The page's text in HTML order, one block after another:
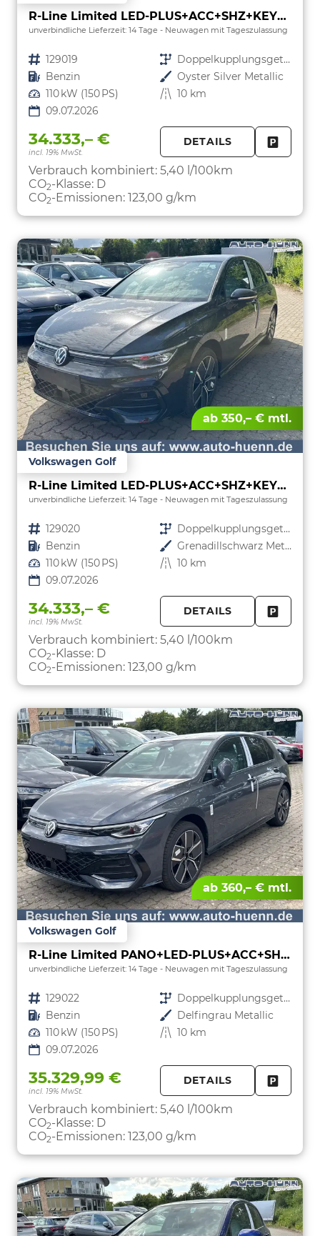
R-Line Limited LED-PLUS+ACC+SHZ+KEYLESS+KAMERA+18" ALU
unverbindliche Lieferzeit: 14 Tage Neuwagen mit Tageszulassung
Fahrzeugnr. 129019 Getriebe
Doppelkupplungsgetriebe (DSG)
Kraftstoff Benzin Außenfarbe Oyster Silver Metallic
Leistung 110 kW (150 PS) Kilometerstand 10 km
09.07.2026
34.333,– €
incl. 19% MwSt.
DETAILS
Verbrauch kombiniert: 5,40 l/100km
CO2-Klasse: D
CO2-Emissionen: 123,00 g/km
ab 350,– € mtl.
Volkswagen Golf
R-Line Limited LED-PLUS+ACC+SHZ+KEYLESS+KAMERA+18" ALU
unverbindliche Lieferzeit: 14 Tage Neuwagen mit Tageszulassung
Fahrzeugnr. 129020 Getriebe
Doppelkupplungsgetriebe (DSG)
Kraftstoff Benzin Außenfarbe
Grenadillschwarz Metallic
Leistung 110 kW (150 PS) Kilometerstand 10 km
09.07.2026
34.333,– €
incl. 19% MwSt.
DETAILS
Verbrauch kombiniert: 5,40 l/100km
CO2-Klasse: D
CO2-Emissionen: 123,00 g/km
ab 360,– € mtl.
Volkswagen Golf
R-Line Limited PANO+LED-PLUS+ACC+SHZ+KEYLESS+KAMERA+18" ALU
unverbindliche Lieferzeit: 14 Tage Neuwagen mit Tageszulassung
Fahrzeugnr. 129022 Getriebe
Doppelkupplungsgetriebe (DSG)
Kraftstoff Benzin Außenfarbe Delfingrau Metallic
Leistung 110 kW (150 PS) Kilometerstand 10 km
09.07.2026
35.329,99 €
incl. 19% MwSt.
DETAILS
Verbrauch kombiniert: 5,40 l/100km
CO2-Klasse: D
CO2-Emissionen: 123,00 g/km